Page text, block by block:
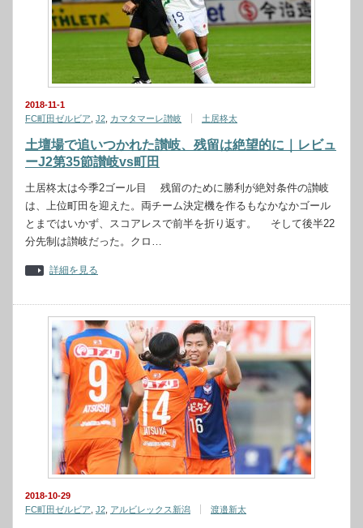
2018-11-1
FC町田ゼルビア J2 カマタマーレ讃岐 土居柊太
土壇場で追いつかれた讃岐、残留は絶望的に｜レビュ
ーJ2第35節讃岐vs町田
土居柊太は今季2ゴール目 残留のために勝利が絶対条件の讃岐
は、上位町田を迎えた。両チーム決定機を作るもなかなかゴール
とまではいかず、スコアレスで前半を折り返す。 そして後半22
分先制は讃岐だった。クロ…
詳細を見る
2018-10-29
FC町田ゼルビア J2 アルビレックス新潟 渡邉新太